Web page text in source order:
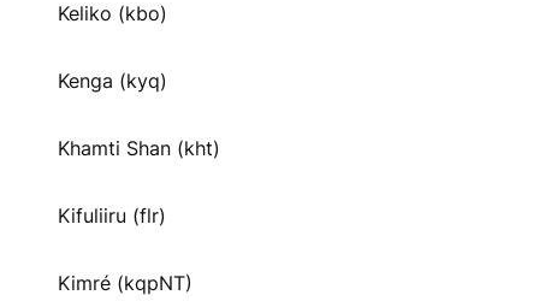
Keliko (kbo)
Kenga (kyq)
Khamti Shan (kht)
Kifuliiru (flr)
Kimré (kqpNT)